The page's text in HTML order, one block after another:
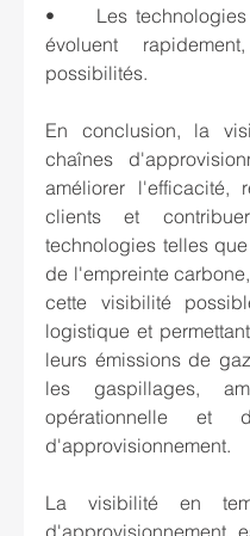
•	Les technologies de visibilité en temps réel
évoluent
possibilités.
En conclusion, la
chaînes
améliorer l'efficacité,
clients et
technologies telles
de l'empreinte
cette visibilité
logistique et
leurs émissions de
les gaspillages,
opérationnelle
d'approvisionnement.
La visibilité en
d'approvisionnement